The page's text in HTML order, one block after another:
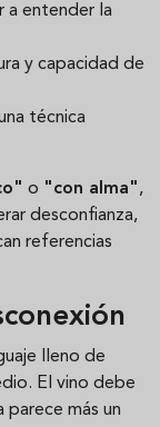
a entender la
y capacidad de
técnica
o "con alma",
desconfianza,
referencias
lleno de
El vino debe
parece más un